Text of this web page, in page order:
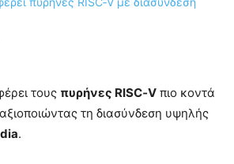
τους πυρήνες RISC‑V πιο κοντά
τη διασύνδεση υψηλής
.